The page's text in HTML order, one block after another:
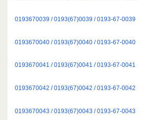
0193670039 / 0193(67)0039 / 0193-67-0039
0193670040 / 0193(67)0040 / 0193-67-0040
0193670041 / 0193(67)0041 / 0193-67-0041
0193670042 / 0193(67)0042 / 0193-67-0042
0193670043 / 0193(67)0043 / 0193-67-0043